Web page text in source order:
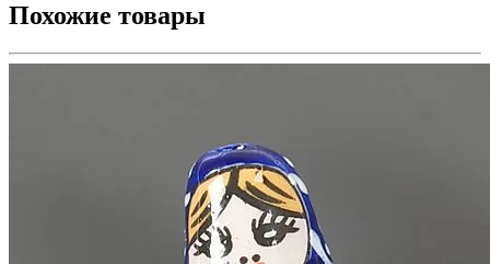
Похожие товары